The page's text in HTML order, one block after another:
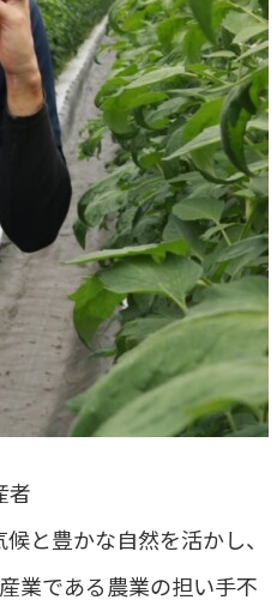
者
と豊かな自然を活かし、
業である農業の担い手不